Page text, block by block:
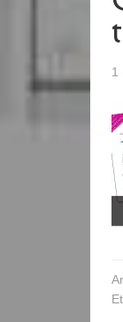
1